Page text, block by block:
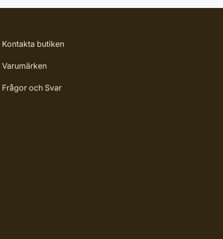
Kontakta butiken
Varumärken
Frågor och Svar